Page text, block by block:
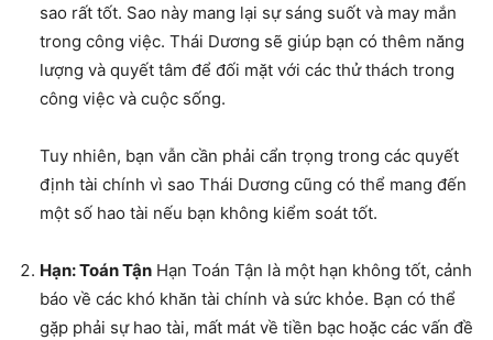
sao rất tốt. Sao này mang lại sự sáng suốt và may mắn
trong công việc. Thái Dương sẽ giúp bạn có thêm năng
lượng và quyết tâm để đối mặt với các thử thách trong
công việc và cuộc sống.
Tuy nhiên, bạn vẫn cần phải cẩn trọng trong các quyết
định tài chính vì sao Thái Dương cũng có thể mang đến
một số hao tài nếu bạn không kiểm soát tốt.
Hạn: Toán Tận Hạn Toán Tận là một hạn không tốt, cảnh
báo về các khó khăn tài chính và sức khỏe. Bạn có thể
gặp phải sự hao tài, mất mát về tiền bạc hoặc các vấn đề